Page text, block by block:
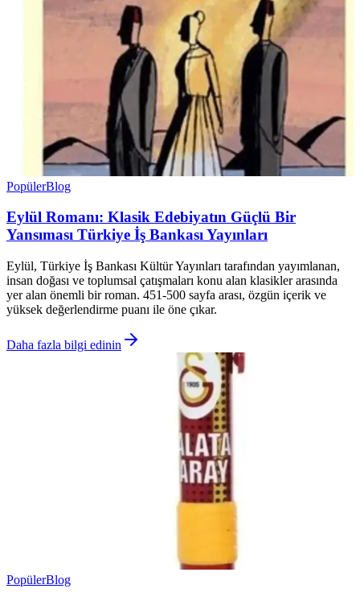
PopülerBlog
Eylül Romanı: Klasik Edebiyatın Güçlü Bir
Yansıması Türkiye İş Bankası Yayınları
Eylül, Türkiye İş Bankası Kültür Yayınları tarafından yayımlanan,
insan doğası ve toplumsal çatışmaları konu alan klasikler arasında
yer alan önemli bir roman. 451-500 sayfa arası, özgün içerik ve
yüksek değerlendirme puanı ile öne çıkar.
Daha fazla bilgi edinin
PopülerBlog